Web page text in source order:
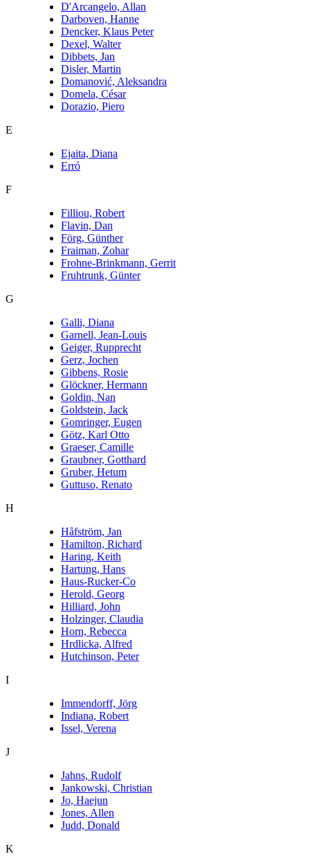
D'Arcangelo, Allan
Darboven, Hanne
Dencker, Klaus Peter
Dexel, Walter
Dibbets, Jan
Disler, Martin
Domanović, Aleksandra
Domela, César
Dorazio, Piero
E
Ejaita, Diana
Erró
F
Filliou, Robert
Flavin, Dan
Förg, Günther
Fraiman, Zohar
Frohne-Brinkmann, Gerrit
Fruhtrunk, Günter
G
Galli, Diana
Garnell, Jean-Louis
Geiger, Rupprecht
Gerz, Jochen
Gibbens, Rosie
Glöckner, Hermann
Goldin, Nan
Goldstein, Jack
Gomringer, Eugen
Götz, Karl Otto
Graeser, Camille
Graubner, Gotthard
Gruber, Hetum
Guttuso, Renato
H
Håfström, Jan
Hamilton, Richard
Haring, Keith
Hartung, Hans
Haus-Rucker-Co
Herold, Georg
Hilliard, John
Holzinger, Claudia
Horn, Rebecca
Hrdlicka, Alfred
Hutchinson, Peter
I
Immendorff, Jörg
Indiana, Robert
Issel, Verena
J
Jahns, Rudolf
Jankowski, Christian
Jo, Haejun
Jones, Allen
Judd, Donald
K